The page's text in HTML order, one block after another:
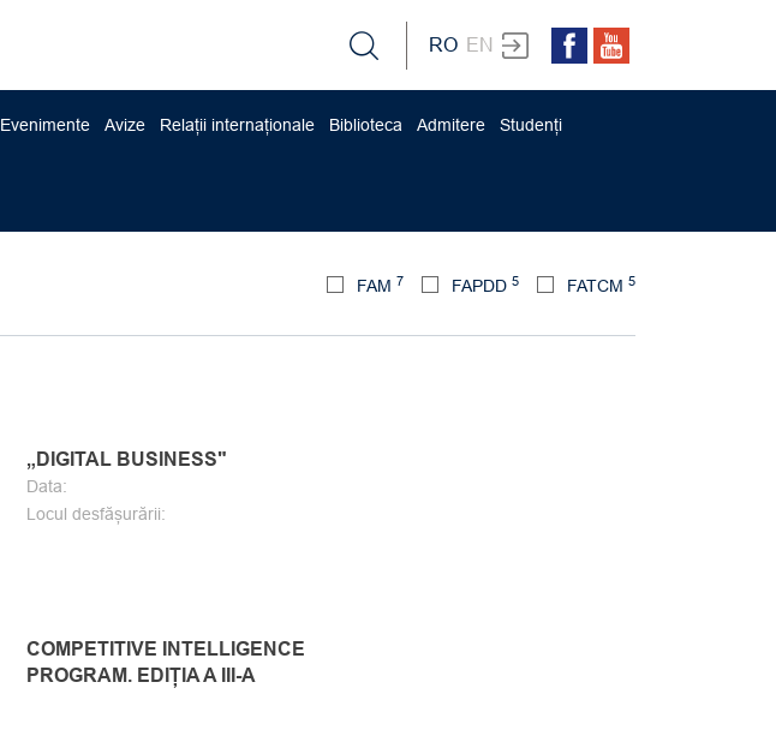
RO EN
Evenimente Avize Relații internaționale Biblioteca Admitere Studenți
FAM 7 FAPDD 5 FATCM 5
„DIGITAL BUSINESS"
Data:
Locul desfășurării:
COMPETITIVE INTELLIGENCE
PROGRAM. EDIȚIA A III-A